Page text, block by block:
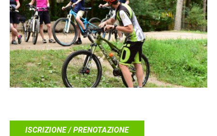
ISCRIZIONE / PRENOTAZIONE